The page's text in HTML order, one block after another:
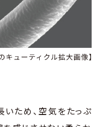
ため、空気をたっぷ